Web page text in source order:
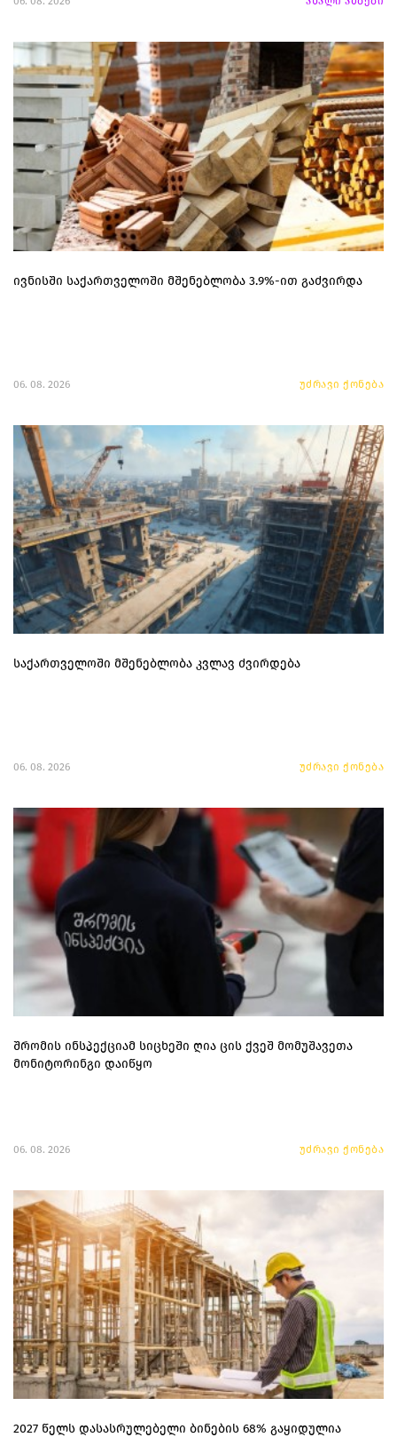
ივნისში საქართველოში მშენებლობა 3.9%-ით გაძვირდა
06. 08. 2026 უძრავი ქონება
საქართველოში მშენებლობა კვლავ ძვირდება
06. 08. 2026 უძრავი ქონება
შრომის ინსპექციამ სიცხეში ღია ცის ქვეშ მომუშავეთა
მონიტორინგი დაიწყო
06. 08. 2026 უძრავი ქონება
2027 წელს დასასრულებელი ბინების 68% გაყიდულია